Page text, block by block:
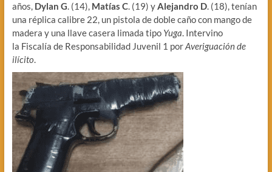
años, Dylan G. (14), Matías C. (19) yAlejandro D. (18), tenían
una réplica calibre 22, un pistola de doble caño con mango de
madera y una llave casera limada tipo Yuga. Intervino
la Fiscalía de Responsabilidad Juvenil 1 porAveriguación de
ilícito.